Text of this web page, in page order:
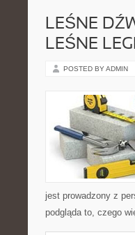
LEŚNE
LEŚNE
POSTED BY ADMIN
jest prowadzony z
podgląda to, czego